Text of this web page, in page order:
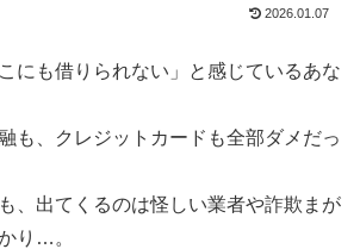
2026.01.07
にも借りられない」と感じているあな
も、クレジットカードも全部ダメだっ
、出てくるのは怪しい業者や詐欺まが
り…。